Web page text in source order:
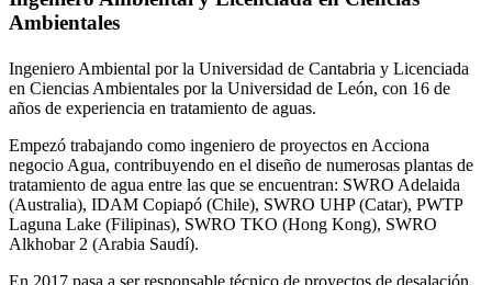
Ambientales
Ingeniero Ambiental por la Universidad de Cantabria y Licenciada
en Ciencias Ambientales por la Universidad de León, con 16 de
años de experiencia en tratamiento de aguas.
Empezó trabajando como ingeniero de proyectos en Acciona
negocio Agua, contribuyendo en el diseño de numerosas plantas de
tratamiento de agua entre las que se encuentran: SWRO Adelaida
(Australia), IDAM Copiapó (Chile), SWRO UHP (Catar), PWTP
Laguna Lake (Filipinas), SWRO TKO (Hong Kong), SWRO
Alkhobar 2 (Arabia Saudí).
En 2017 pasa a ser responsable técnico de proyectos de desalación,